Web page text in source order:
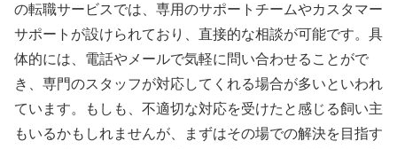
の転職サービスでは、専用のサポートチームやカスタマー
サポートが設けられており、直接的な相談が可能です。具
体的には、電話やメールで気軽に問い合わせることがで
き、専門のスタッフが対応してくれる場合が多いといわれ
ています。もしも、不適切な対応を受けたと感じる飼い主
もいるかもしれませんが、まずはその場での解決を目指す